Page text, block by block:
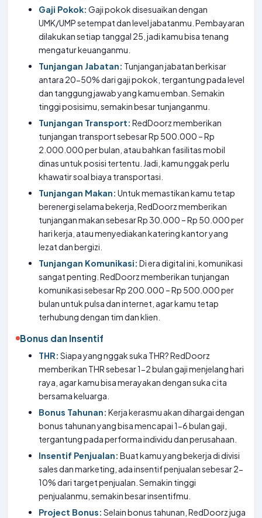
Gaji Pokok: Gaji pokok disesuaikan dengan
UMK/UMP setempat dan level jabatanmu. Pembayaran
dilakukan setiap tanggal 25, jadi kamu bisa tenang
mengatur keuanganmu.
Tunjangan Jabatan: Tunjangan jabatan berkisar
antara 20-50% dari gaji pokok, tergantung pada level
dan tanggung jawab yang kamu emban. Semakin
tinggi posisimu, semakin besar tunjanganmu.
Tunjangan Transport: RedDoorz memberikan
tunjangan transport sebesar Rp 500.000 – Rp
2.000.000 per bulan, atau bahkan fasilitas mobil
dinas untuk posisi tertentu. Jadi, kamu nggak perlu
khawatir soal biaya transportasi.
Tunjangan Makan: Untuk memastikan kamu tetap
berenergi selama bekerja, RedDoorz memberikan
tunjangan makan sebesar Rp 30.000 – Rp 50.000 per
hari kerja, atau menyediakan katering kantor yang
lezat dan bergizi.
Tunjangan Komunikasi: Di era digital ini, komunikasi
sangat penting. RedDoorz memberikan tunjangan
komunikasi sebesar Rp 200.000 – Rp 500.000 per
bulan untuk pulsa dan internet, agar kamu tetap
terhubung dengan tim dan klien.
Bonus dan Insentif
THR: Siapa yang nggak suka THR? RedDoorz
memberikan THR sebesar 1-2 bulan gaji menjelang hari
raya, agar kamu bisa merayakan dengan suka cita
bersama keluarga.
Bonus Tahunan: Kerja kerasmu akan dihargai dengan
bonus tahunan yang bisa mencapai 1-6 bulan gaji,
tergantung pada performa individu dan perusahaan.
Insentif Penjualan: Buat kamu yang bekerja di divisi
sales dan marketing, ada insentif penjualan sebesar 2-
10% dari target penjualan. Semakin tinggi
penjualanmu, semakin besar insentifmu.
Project Bonus: Selain bonus tahunan, RedDoorz juga